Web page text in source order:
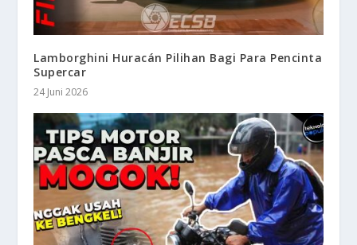
Lamborghini Huracán Pilihan Bagi Para Pencinta
Supercar
24 Juni 2026